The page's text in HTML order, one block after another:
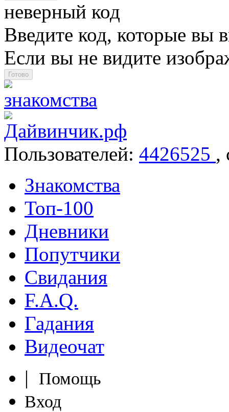
неверный код
Введите код, которые вы
Если вы не видите
Пользователей: 4426525 ,
Знакомства
Топ-100
Дневники
Попутчики
Свидания
F.A.Q.
Гадания
Видеочат
|
Помощь
Вход